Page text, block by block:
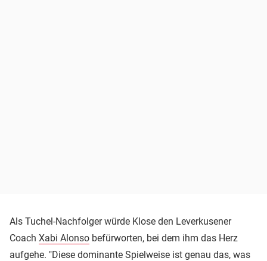
Als Tuchel-Nachfolger würde Klose den Leverkusener
Coach Xabi Alonso befürworten, bei dem ihm das Herz
aufgehe. "Diese dominante Spielweise ist genau das, was